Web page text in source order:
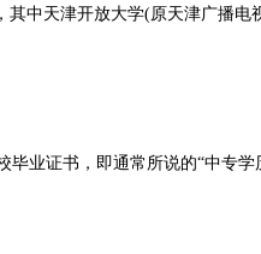
中天津开放大学(原天津广播电
业证书，即通常所说的“中专